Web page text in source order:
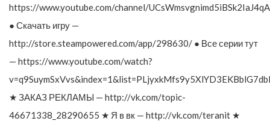
https://www.youtube.com/channel/UCsWmsvgnimd5iBSk2IaJ4qA
● Скачать игру —
http://store.steampowered.com/app/298630/ ● Все серии тут
— https://www.youtube.com/watch?
★ ЗАКАЗ РЕКЛАМЫ — http://vk.com/topic-
46671338_28290655 ★ Я в вк — http://vk.com/teranit ★